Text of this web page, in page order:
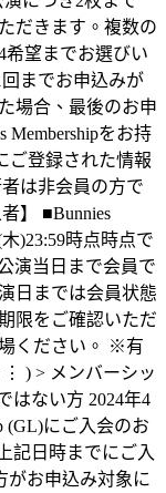
だきます。複数の
希望までお選びい
までお申込みが
場合、最後のお申
をお持
ご登録された情報
は非会員の方で
】 ■Bunnies
)23:59時点時点で
演当日まで会員で
日までは会員状態
限をご確認いただ
ください。 ※有
⋮ ) > メンバーシッ
はない方 2024年4
(GL)にご入会のお
記日時までにご入
がお申込み対象に